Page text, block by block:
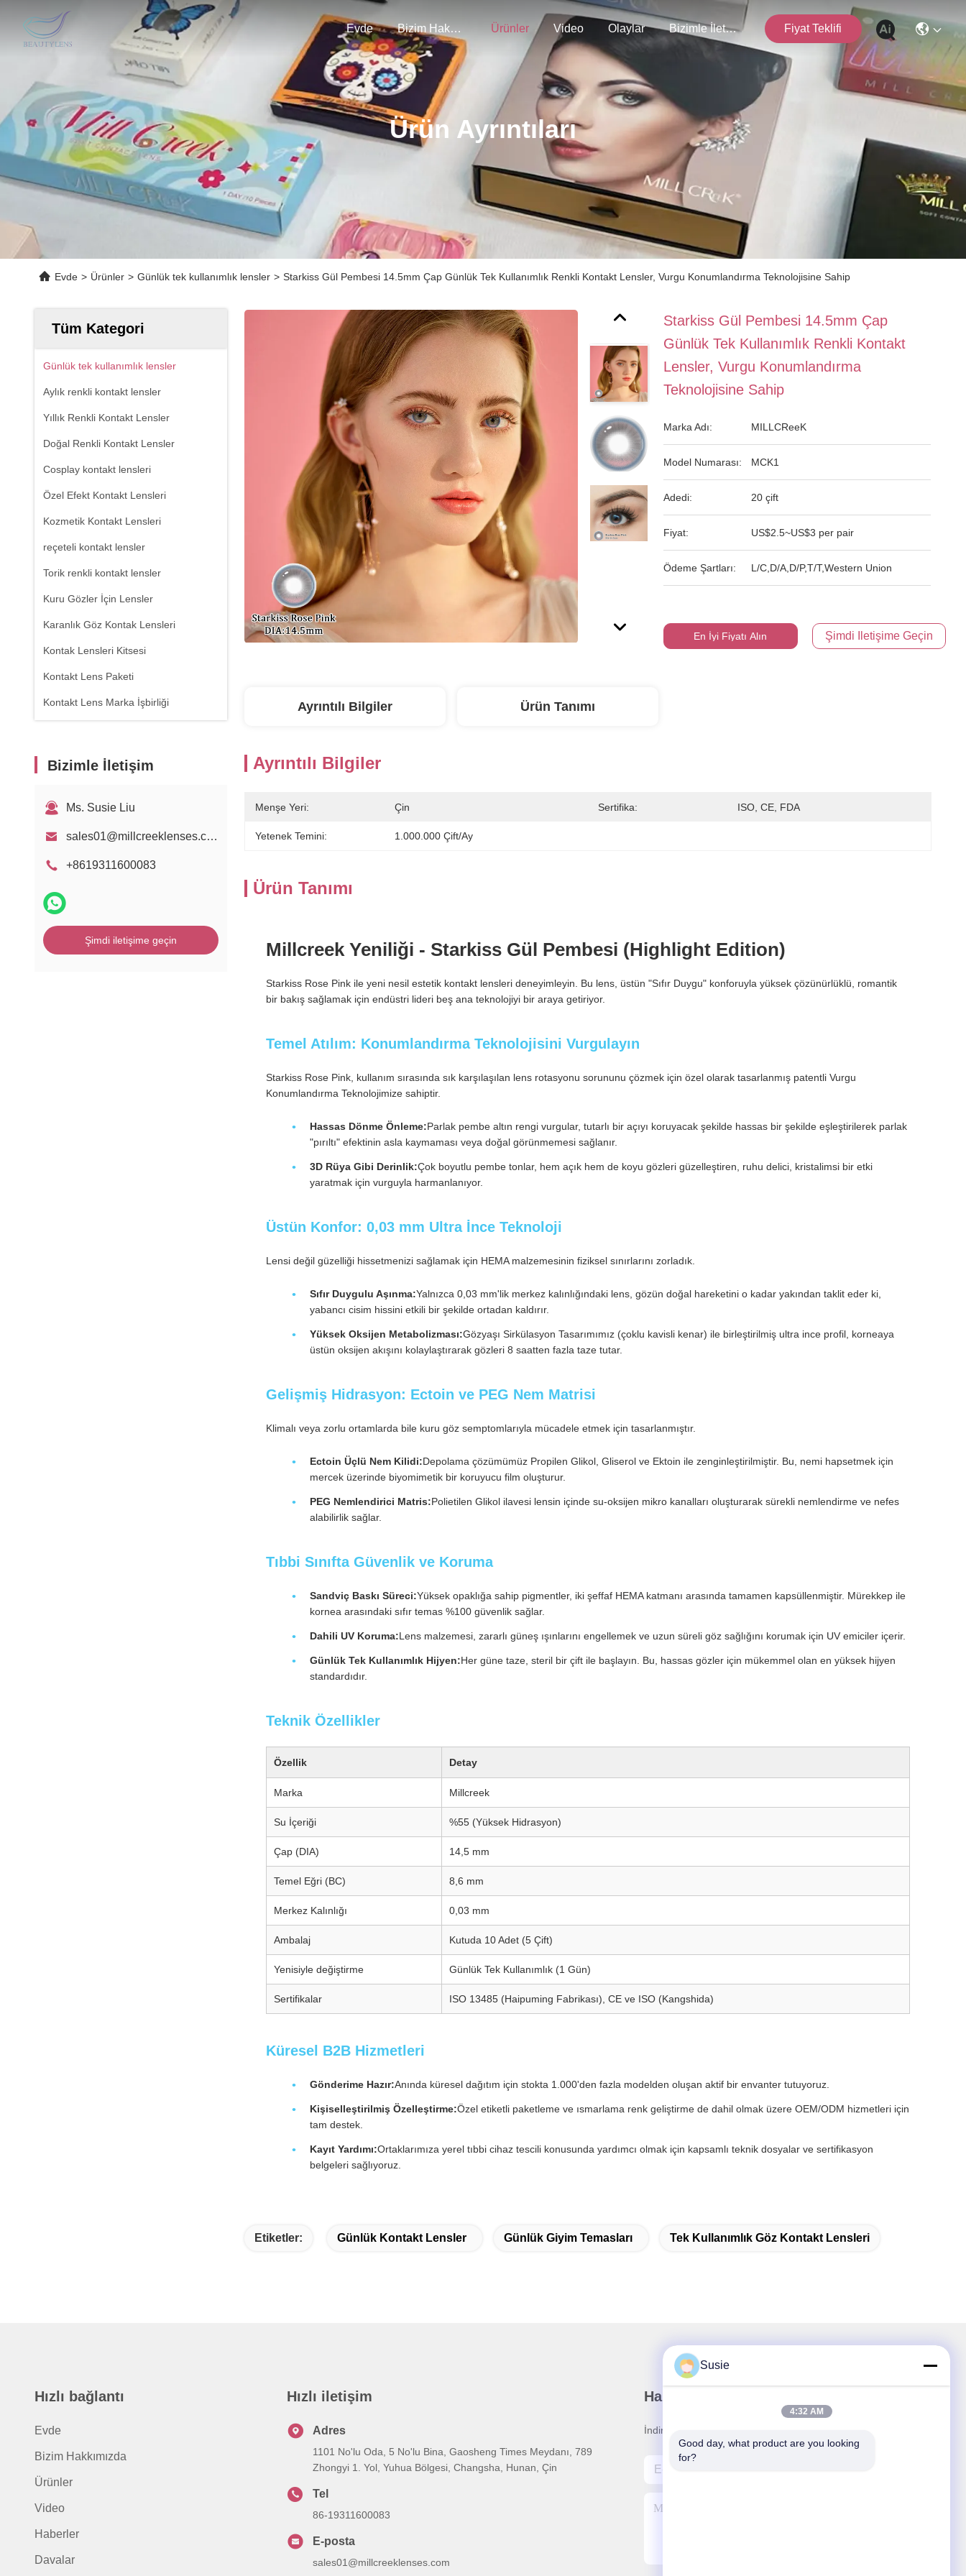
Evde Bizim Hakkımızda Ürünler Video Olaylar Bizimle İletişim Fiyat Teklifi
Ürün Ayrıntıları
Evde > Ürünler > Günlük tek kullanımlık lensler > Starkiss Gül Pembesi 14.5mm Çap Günlük Tek Kullanımlık Renkli Kontakt Lensler, Vurgu Konumlandırma Teknolojisine Sahip
Tüm Kategori
Günlük tek kullanımlık lensler
Aylık renkli kontakt lensler
Yıllık Renkli Kontakt Lensler
Doğal Renkli Kontakt Lensler
Cosplay kontakt lensleri
Özel Efekt Kontakt Lensleri
Kozmetik Kontakt Lensleri
reçeteli kontakt lensler
Torik renkli kontakt lensler
Kuru Gözler İçin Lensler
Karanlık Göz Kontak Lensleri
Kontak Lensleri Kitsesi
Kontakt Lens Paketi
Kontakt Lens Marka İşbirliği
Bizimle İletişim
Ms. Susie Liu
sales01@millcreeklenses.com
+8619311600083
Şimdi iletişime geçin
Starkiss Gül Pembesi 14.5mm Çap
Günlük Tek Kullanımlık Renkli Kontakt
Lensler, Vurgu Konumlandırma
Teknolojisine Sahip
Marka Adı: MILLCReeK
Model Numarası: MCK1
Adedi: 20 çift
Fiyat: US$2.5~US$3 per pair
Ödeme Şartları: L/C,D/A,D/P,T/T,Western Union
En İyi Fiyatı Alın Şimdi Iletişime Geçin
Ayrıntılı Bilgiler Ürün Tanımı
Ayrıntılı Bilgiler
Menşe Yeri: Çin Sertifika: ISO, CE, FDA
Yetenek Temini: 1.000.000 Çift/ay
Ürün Tanımı
Millcreek Yeniliği - Starkiss Gül Pembesi (Highlight Edition)
Starkiss Rose Pink ile yeni nesil estetik kontakt lensleri deneyimleyin. Bu lens, üstün "Sıfır Duygu" konforuyla yüksek çözünürlüklü, romantik
bir bakış sağlamak için endüstri lideri beş ana teknolojiyi bir araya getiriyor.
Temel Atılım: Konumlandırma Teknolojisini Vurgulayın
Starkiss Rose Pink, kullanım sırasında sık karşılaşılan lens rotasyonu sorununu çözmek için özel olarak tasarlanmış patentli Vurgu
Konumlandırma Teknolojimize sahiptir.
Hassas Dönme Önleme:Parlak pembe altın rengi vurgular, tutarlı bir açıyı koruyacak şekilde hassas bir şekilde eşleştirilerek parlak
"pırıltı" efektinin asla kaymaması veya doğal görünmemesi sağlanır.
3D Rüya Gibi Derinlik:Çok boyutlu pembe tonlar, hem açık hem de koyu gözleri güzelleştiren, ruhu delici, kristalimsi bir etki
yaratmak için vurguyla harmanlanıyor.
Üstün Konfor: 0,03 mm Ultra İnce Teknoloji
Lensi değil güzelliği hissetmenizi sağlamak için HEMA malzemesinin fiziksel sınırlarını zorladık.
Sıfır Duygulu Aşınma:Yalnızca 0,03 mm'lik merkez kalınlığındaki lens, gözün doğal hareketini o kadar yakından taklit eder ki,
yabancı cisim hissini etkili bir şekilde ortadan kaldırır.
Yüksek Oksijen Metabolizması:Gözyaşı Sirkülasyon Tasarımımız (çoklu kavisli kenar) ile birleştirilmiş ultra ince profil, korneaya
üstün oksijen akışını kolaylaştırarak gözleri 8 saatten fazla taze tutar.
Gelişmiş Hidrasyon: Ectoin ve PEG Nem Matrisi
Klimalı veya zorlu ortamlarda bile kuru göz semptomlarıyla mücadele etmek için tasarlanmıştır.
Ectoin Üçlü Nem Kilidi:Depolama çözümümüz Propilen Glikol, Gliserol ve Ektoin ile zenginleştirilmiştir. Bu, nemi hapsetmek için
mercek üzerinde biyomimetik bir koruyucu film oluşturur.
PEG Nemlendirici Matris:Polietilen Glikol ilavesi lensin içinde su-oksijen mikro kanalları oluşturarak sürekli nemlendirme ve nefes
alabilirlik sağlar.
Tıbbi Sınıfta Güvenlik ve Koruma
Sandviç Baskı Süreci:Yüksek opaklığa sahip pigmentler, iki şeffaf HEMA katmanı arasında tamamen kapsüllenmiştir. Mürekkep ile
kornea arasındaki sıfır temas %100 güvenlik sağlar.
Dahili UV Koruma:Lens malzemesi, zararlı güneş ışınlarını engellemek ve uzun süreli göz sağlığını korumak için UV emiciler içerir.
Günlük Tek Kullanımlık Hijyen:Her güne taze, steril bir çift ile başlayın. Bu, hassas gözler için mükemmel olan en yüksek hijyen
standardıdır.
Teknik Özellikler
Özellik Detay
Marka Millcreek
Su İçeriği %55 (Yüksek Hidrasyon)
Çap (DIA) 14,5 mm
Temel Eğri (BC) 8,6 mm
Merkez Kalınlığı 0,03 mm
Ambalaj Kutuda 10 Adet (5 Çift)
Yenisiyle değiştirme Günlük Tek Kullanımlık (1 Gün)
Sertifikalar ISO 13485 (Haipuming Fabrikası), CE ve ISO (Kangshida)
Küresel B2B Hizmetleri
Gönderime Hazır:Anında küresel dağıtım için stokta 1.000'den fazla modelden oluşan aktif bir envanter tutuyoruz.
Kişiselleştirilmiş Özelleştirme:Özel etiketli paketleme ve ısmarlama renk geliştirme de dahil olmak üzere OEM/ODM hizmetleri için
tam destek.
Kayıt Yardımı:Ortaklarımıza yerel tıbbi cihaz tescili konusunda yardımcı olmak için kapsamlı teknik dosyalar ve sertifikasyon
belgeleri sağlıyoruz.
Etiketler: Günlük Kontakt Lensler Günlük Giyim Temasları Tek Kullanımlık Göz Kontakt Lensleri
Hızlı bağlantı
Evde
Bizim Hakkımızda
Ürünler
Video
Haberler
Davalar
Hızlı iletişim
Adres
1101 No'lu Oda, 5 No'lu Bina, Gaosheng Times Meydanı, 789
Zhongyi 1. Yol, Yuhua Bölgesi, Changsha, Hunan, Çin
Tel
86-19311600083
E-posta
sales01@millcreeklenses.com
Haber Bültenimiz
İndirimler ve daha fazlası için bültenimize abone olun.
Susie
4:32 AM
Good day, what product are you looking
for?